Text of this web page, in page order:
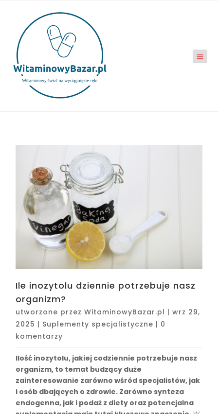
Ile inozytolu dziennie potrzebuje nasz
organizm?
utworzone przezWitaminowyBazar.pl |wrz 29,
2025 | Suplementy specjalistyczne | 0
komentarzy
Ilość inozytolu, jakiej codziennie potrzebuje nasz
organizm, to temat budzący duże
zainteresowanie zarówno wśród specjalistów, jak
i osób dbających o zdrowie. Zarówno synteza
endogenna, jak i podaż z diety oraz potencjalna